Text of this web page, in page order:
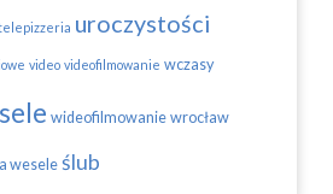
uroczystości
video videofilmowanie wczasy
wideofilmowanie wrocław
wesele ślub